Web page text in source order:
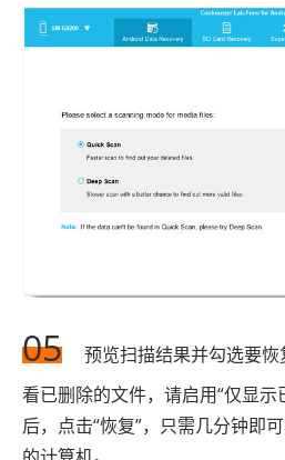
05
预览扫描结果并勾选要
看已删除的文件，请启用“仅显
后，点击“恢复”，只需几分钟即